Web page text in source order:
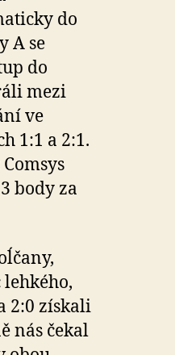
do
A se
do
mezi
ve
1:1 a 2:1.
body za
2:0 získali
nás čekal